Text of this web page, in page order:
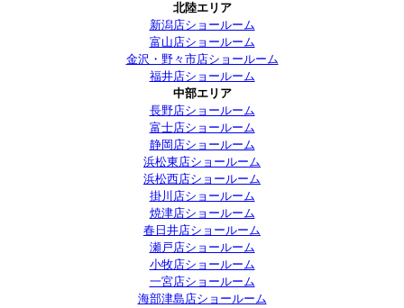
北陸エリア
新潟店ショールーム
富山店ショールーム
金沢・野々市店ショールーム
福井店ショールーム
中部エリア
長野店ショールーム
富士店ショールーム
静岡店ショールーム
浜松東店ショールーム
浜松西店ショールーム
掛川店ショールーム
焼津店ショールーム
春日井店ショールーム
瀬戸店ショールーム
小牧店ショールーム
一宮店ショールーム
海部津島店ショールーム